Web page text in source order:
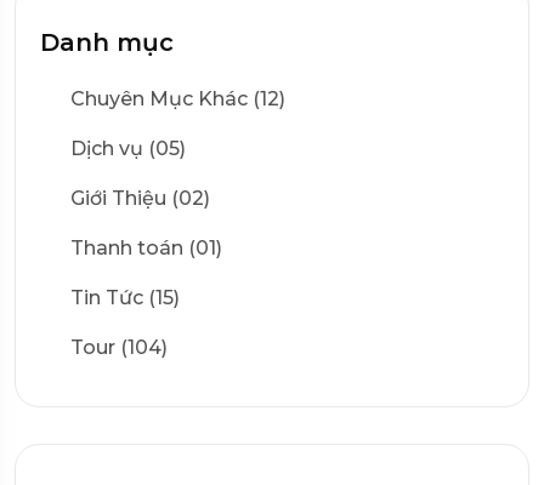
Danh mục
Chuyên Mục Khác (12)
Dịch vụ (05)
Giới Thiệu (02)
Thanh toán (01)
Tin Tức (15)
Tour (104)